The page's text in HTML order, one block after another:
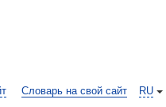
RU
Словарь на свой сайт